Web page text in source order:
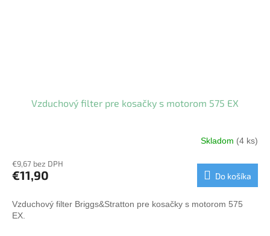
Vzduchový filter pre kosačky s motorom 575 EX
Skladom (4 ks)
€9,67 bez DPH
€11,90 Do košíka
Vzduchový filter Briggs&Stratton pre kosačky s motorom 575
EX.